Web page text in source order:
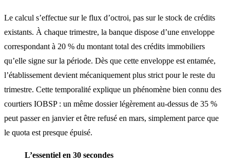
Le calcul s’effectue sur le flux d’octroi, pas sur le stock de crédits
existants. À chaque trimestre, la banque dispose d’une enveloppe
correspondant à 20 % du montant total des crédits immobiliers
qu’elle signe sur la période. Dès que cette enveloppe est entamée,
l’établissement devient mécaniquement plus strict pour le reste du
trimestre. Cette temporalité explique un phénomène bien connu des
courtiers IOBSP: un même dossier légèrement au-dessus de 35 %
peut passer en janvier et être refusé en mars, simplement parce que
le quota est presque épuisé.
L’essentiel en 30 secondes